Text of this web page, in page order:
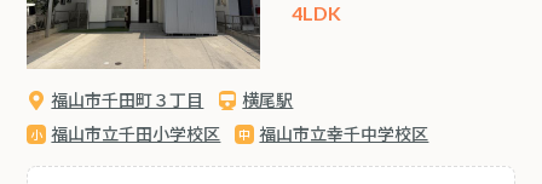
4LDK
福山市千田町３丁目
横尾駅
福山市立千田小学校区
福山市立幸千中学校区